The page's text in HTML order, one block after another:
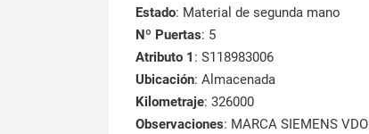
Estado: Material de segunda mano
Nº Puertas: 5
Atributo 1 : S118983006
Ubicación: Almacenada
Kilometraje: 326000
Observaciones: MARCA SIEMENS VDO